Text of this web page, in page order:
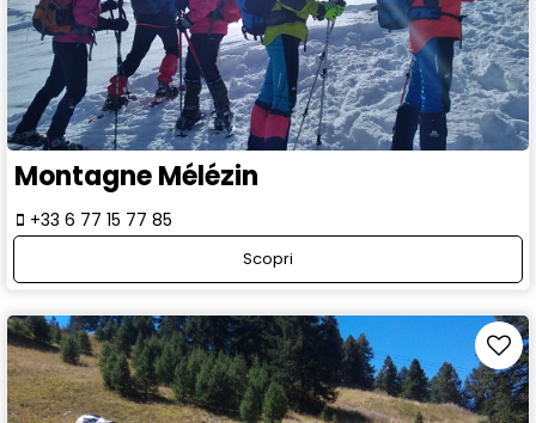
Montagne Mélézin
+33 6 77 15 77 85
Scopri